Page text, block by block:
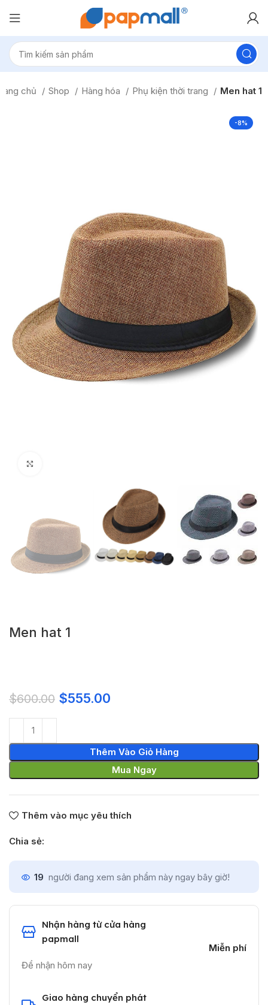
chủ Shop Hàng hóa Phụ kiện thời trang Men hat 1
-8%
Men hat 1
$600.00 $555.00
Thêm Vào Giỏ Hàng
Mua Ngay
Thêm vào mục yêu thích
Chia sẻ:
19 người đang xem sản phẩm này ngay bây giờ!
Nhận hàng từ cửa hàng
papmall
Để nhận hôm nay
Miễn phí
Giao hàng chuyển phát